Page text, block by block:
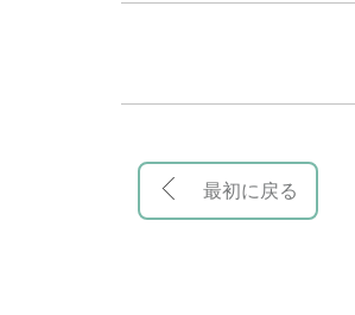
最初に戻る